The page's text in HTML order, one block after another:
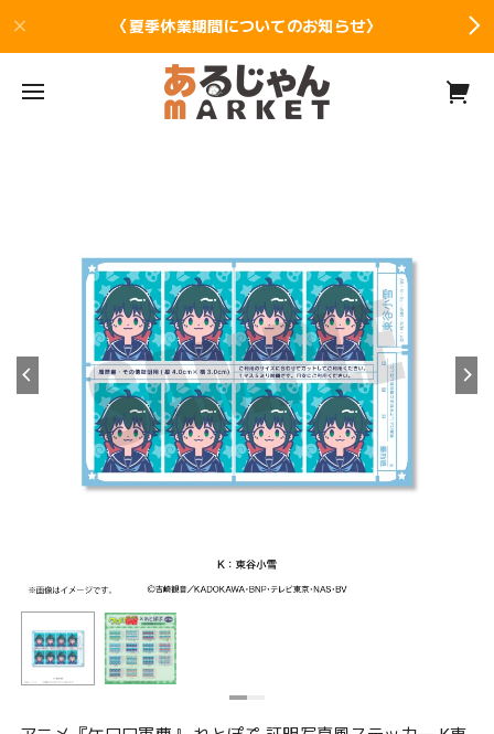
〈夏季休業期間についてのお知らせ〉